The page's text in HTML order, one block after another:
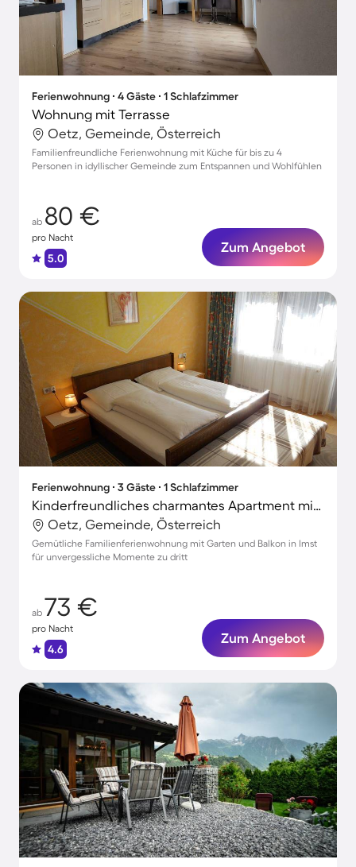
Ferienwohnung ∙ 4 Gäste ∙ 1 Schlafzimmer
Wohnung mit Terrasse
Oetz, Gemeinde, Österreich
Familienfreundliche Ferienwohnung mit Küche für bis zu 4
Personen in idyllischer Gemeinde zum Entspannen und Wohlfühlen
ab 80 €
pro Nacht
5.0
Zum Angebot
Ferienwohnung ∙ 3 Gäste ∙ 1 Schlafzimmer
Kinderfreundliches charmantes Apartment mit Garten und Grill | Ideal für Homeoffice
Oetz, Gemeinde, Österreich
Gemütliche Familienferienwohnung mit Garten und Balkon in Imst
für unvergessliche Momente zu dritt
ab 73 €
pro Nacht
4.6
Zum Angebot